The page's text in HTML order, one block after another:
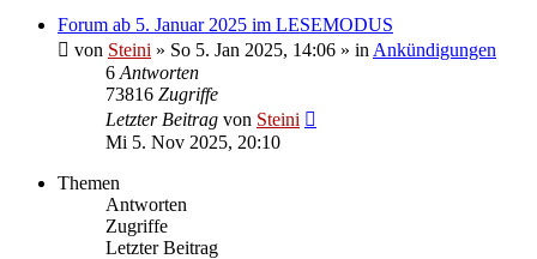
Forum ab 5. Januar 2025 im LESEMODUS
von Steini » So 5. Jan 2025, 14:06 » in Ankündigungen
6 Antworten
73816 Zugriffe
Letzter Beitrag von Steini
Mi 5. Nov 2025, 20:10
Themen
Antworten
Zugriffe
Letzter Beitrag